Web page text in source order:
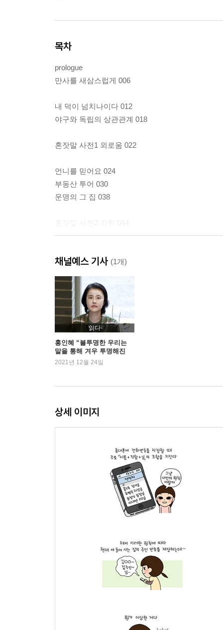
목차
prologue
만사를 새삼스럽게 006
내 덕이 넘치나이다 012
야구와 독립의 상관관계 018
혼잣말 사전1 외로움 022
언니를 믿어요 024
부동산 투어 030
운명의 그 집 038
겨울 풀장에 뛰어들며 050
혼잣말 사전3 냉동실 056
큰 소리로 우는 상자 058
톰슨가젤의 영역 065
쓰레기 전쟁터의 카피라이터 071
혼잣말 사전4 반영구 076
조용한 클라이맥스 087
집은 살아 있다 101
집안일과 바깥일 104
혼자 아픈 날 112
별별 일이 다 있다 113
채널예스 기사 (1개)
읽다
홍인혜 “불투명한 우리는
말을 통해 겨우 투명해진
다”
2021년 12월 24일
상세 이미지